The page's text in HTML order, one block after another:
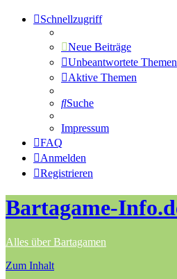
Schnellzugriff
Neue Beiträge
Unbeantwortete Themen
Aktive Themen
Suche
Impressum
FAQ
Anmelden
Registrieren
Bartagame-
Alles über Bartagamen
Zum Inhalt